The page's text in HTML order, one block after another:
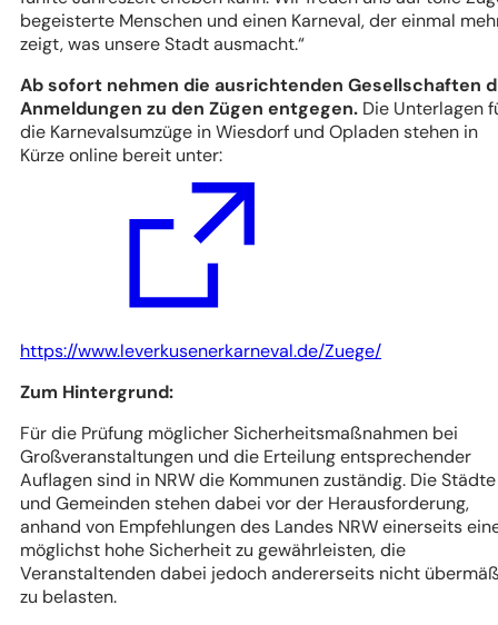
begeisterte Menschen und einen Karneval, der einmal
zeigt, was unsere Stadt ausmacht.“
Ab sofort nehmen die ausrichtenden Gesellschaften
Anmeldungen zu den Zügen entgegen. Die Unterlagen
die Karnevalsumzüge in Wiesdorf und Opladen stehen in
Kürze online bereit unter:
https://www.leverkusenerkarneval.de/Zuege/
(Öffnet
einem
neuen
Tab)
Zum Hintergrund:
Für die Prüfung möglicher Sicherheitsmaßnahmen bei
Großveranstaltungen und die Erteilung entsprechender
Auflagen sind in NRW die Kommunen zuständig. Die Städte
und Gemeinden stehen dabei vor der Herausforderung,
anhand von Empfehlungen des Landes NRW einerseits
möglichst hohe Sicherheit zu gewährleisten, die
Veranstaltenden dabei jedoch andererseits nicht
zu belasten.